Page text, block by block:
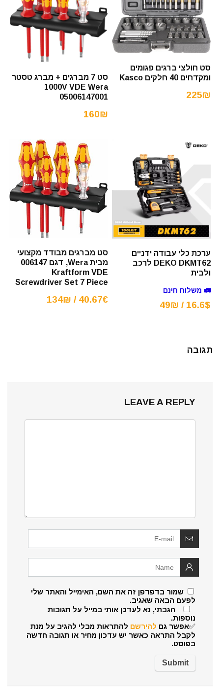
סט חולצי ברגים פגומים
ומקדחים 40 חלקים Kasco
225₪
סט 7 מברגים + מברג טסטר
1000V VDE Wera
05006147001
160₪
ערכת כלי עבודה ידניים
DEKO DKMT62 לרכב
ולבית
🚛 משלוח חינם
16.6$ / 49₪
סט מברגים מבודד מקצועי
מבית Wera, דגם 006147
Kraftform VDE
Screwdriver Set 7 Piece
40.67€ / 134₪
תגובה
LEAVE A REPLY
שמור בדפדפן זה את השם, האימייל והאתר שלי
לפעם הבאה שאגיב.
הגבתי, נא לעדכן אותי במייל על תגובות
נוספות.
✅אפשר גם להירשם להתראות מבלי להגיב על מנת
לקבל התראה כאשר יש עדכון מחיר או תגובה חדשה
בפוסט.